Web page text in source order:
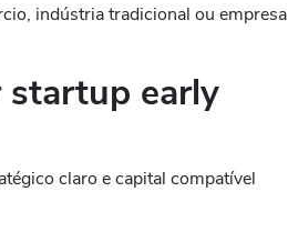
indústria tradicional ou empresa
startup early
claro e capital compatível